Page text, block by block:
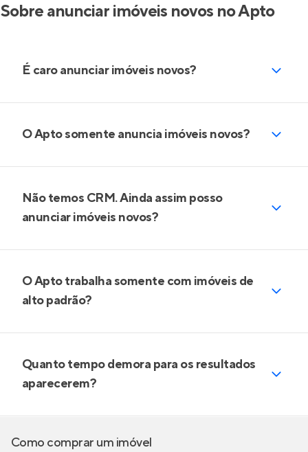
Sobre anunciar imóveis novos no Apto
É caro anunciar imóveis novos?
O Apto somente anuncia imóveis novos?
Não temos CRM. Ainda assim posso
anunciar imóveis novos?
O Apto trabalha somente com imóveis de
alto padrão?
Quanto tempo demora para os resultados
aparecerem?
Como comprar um imóvel